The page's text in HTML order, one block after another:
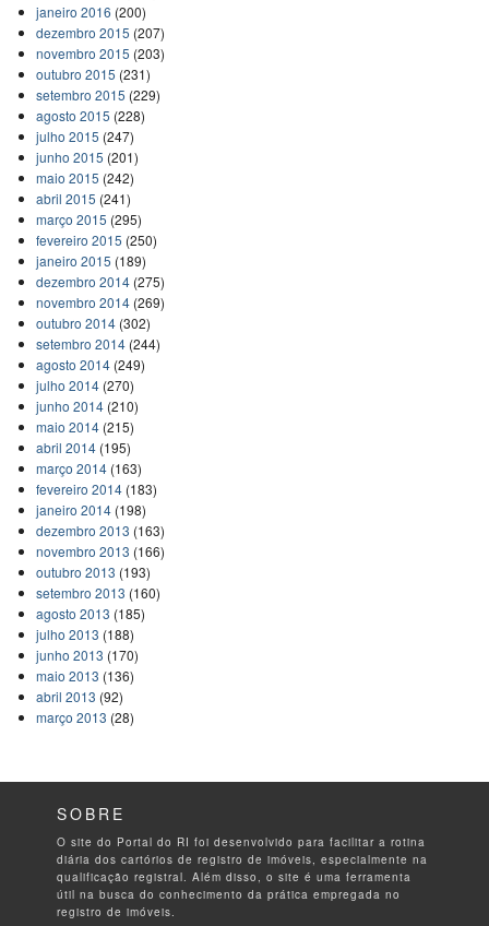
janeiro 2016 (200)
dezembro 2015 (207)
novembro 2015 (203)
outubro 2015 (231)
setembro 2015 (229)
agosto 2015 (228)
julho 2015 (247)
junho 2015 (201)
maio 2015 (242)
abril 2015 (241)
março 2015 (295)
fevereiro 2015 (250)
janeiro 2015 (189)
dezembro 2014(275)
novembro 2014(269)
outubro 2014(302)
setembro 2014(244)
agosto 2014(249)
julho 2014(270)
junho 2014(210)
maio 2014(215)
abril 2014(195)
março 2014(163)
fevereiro 2014(183)
janeiro 2014(198)
dezembro 2013 (163)
novembro 2013 (166)
outubro 2013 (193)
setembro 2013 (160)
agosto 2013 (185)
julho 2013 (188)
junho 2013 (170)
maio 2013 (136)
abril 2013 (92)
março 2013 (28)
SOBRE
O site do Portal do RI foi desenvolvido para facilitar a rotina
diária dos cartórios de registro de imóveis, especialmente na
qualificação registral. Além disso, o site é uma ferramenta
útil na busca do conhecimento da prática empregada no
registro de imóveis.